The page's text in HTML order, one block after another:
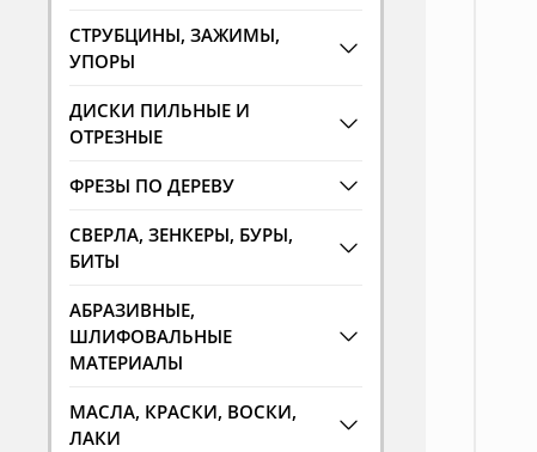
СТРУБЦИНЫ, ЗАЖИМЫ,
УПОРЫ
ДИСКИ ПИЛЬНЫЕ И
ОТРЕЗНЫЕ
ФРЕЗЫ ПО ДЕРЕВУ
СВЕРЛА, ЗЕНКЕРЫ, БУРЫ,
БИТЫ
АБРАЗИВНЫЕ,
ШЛИФОВАЛЬНЫЕ
МАТЕРИАЛЫ
МАСЛА, КРАСКИ, ВОСКИ,
ЛАКИ